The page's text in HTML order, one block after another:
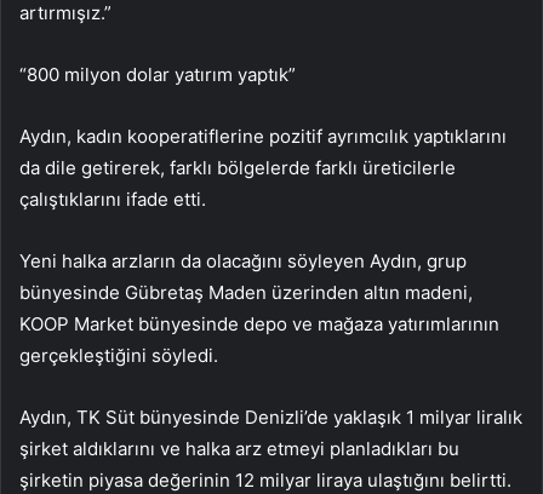
artırmışız.”
“800 milyon dolar yatırım yaptık”
Aydın, kadın kooperatiflerine pozitif ayrımcılık yaptıklarını
da dile getirerek, farklı bölgelerde farklı üreticilerle
çalıştıklarını ifade etti.
Yeni halka arzların da olacağını söyleyen Aydın, grup
bünyesinde Gübretaş Maden üzerinden altın madeni,
KOOP Market bünyesinde depo ve mağaza yatırımlarının
gerçekleştiğini söyledi.
Aydın, TK Süt bünyesinde Denizli’de yaklaşık 1 milyar liralık
şirket aldıklarını ve halka arz etmeyi planladıkları bu
şirketin piyasa değerinin 12 milyar liraya ulaştığını belirtti.